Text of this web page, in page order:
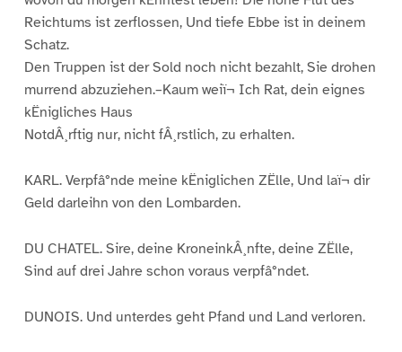
Reichtums ist zerflossen, Und tiefe Ebbe ist in deinem
Schatz.
Den Truppen ist der Sold noch nicht bezahlt, Sie drohen
murrend abzuziehen.–Kaum weiï¬ Ich Rat, dein eignes
kËnigliches Haus
NotdÂ¸rftig nur, nicht fÂ¸rstlich, zu erhalten.
KARL. Verpfâ°nde meine kËniglichen ZËlle, Und laï¬ dir
Geld darleihn von den Lombarden.
DU CHATEL. Sire, deine KroneinkÂ¸nfte, deine ZËlle,
Sind auf drei Jahre schon voraus verpfâ°ndet.
DUNOIS. Und unterdes geht Pfand und Land verloren.